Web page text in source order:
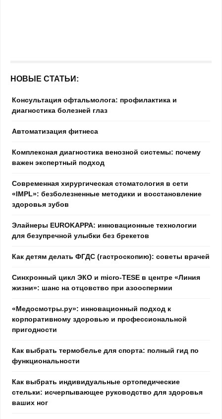
НОВЫЕ СТАТЬИ:
Консультация офтальмолога: профилактика и
диагностика болезней глаз
Автоматизация фитнеса
Комплексная диагностика венозной системы: почему
важен экспертный подход
Современная хирургическая стоматология в сети
«IMPL»: безболезненные методики и восстановление
здоровья зубов
Элайнеры EUROKAPPA: инновационные технологии
для безупречной улыбки без брекетов
Как детям делать ФГДС (гастроскопию): советы врачей
Синхронный цикл ЭКО и micro-TESE в центре «Линия
жизни»: шанс на отцовство при азооспермии
«Медосмотры.ру»: инновационный подход к
корпоративному здоровью и профессиональной
пригодности
Как выбрать термобелье для спорта: полный гид по
функциональности
Как выбрать индивидуальные ортопедические
стельки: исчерпывающее руководство для здоровья
ваших ног